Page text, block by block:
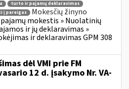
turto ir pajamų deklaravimas
į pareigas
Mokesčių žinyno
mokestis » Nuolatinių
ir jų deklaravimas »
ir deklaravimas GPM 308
dėl VMI prie FM
12 d. įsakymo Nr. VA-